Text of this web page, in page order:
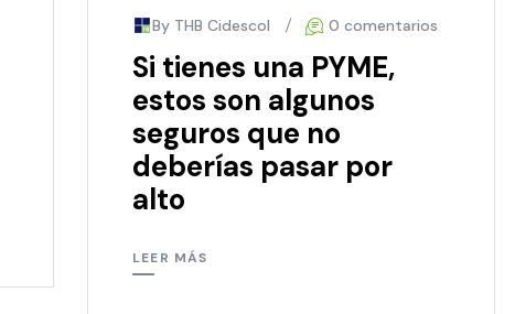
By THB Cidescol 0 comentarios
Si tienes una PYME,
estos son algunos
seguros que no
deberías pasar por
alto
LEER MÁS